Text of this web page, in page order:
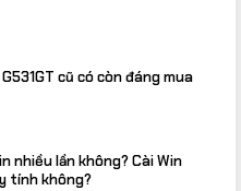
G531GT cũ có còn đáng mua
nhiều lần không? Cài Win
tính không?